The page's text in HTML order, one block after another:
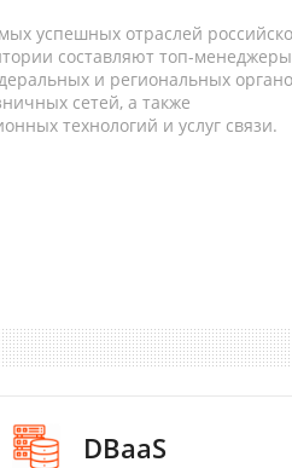
успешных отраслей
составляют топ-
и региональных
сетей, а также
технологий и услуг связи.
DBaaS